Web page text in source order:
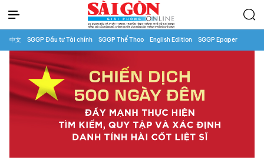
中文 SGGP Đầu tư Tài chính SGGP Thể Thao English Edition SGGP Epaper